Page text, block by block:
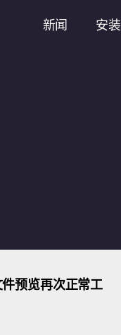
新闻 安装
预览再次正常工